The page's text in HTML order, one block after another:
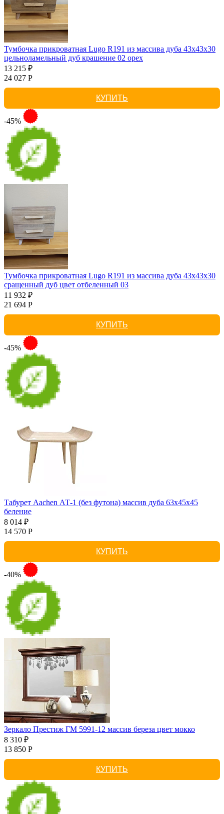
Тумбочка прикроватная Lugo R191 из массива дуба 43х43х30
цельноламельный дуб крашение 02 орех
13 215 ₽
24 027 Р
КУПИТЬ
-45%
Тумбочка прикроватная Lugo R191 из массива дуба 43х43х30
сращенный дуб цвет отбеленный 03
11 932 ₽
21 694 Р
КУПИТЬ
-45%
Табурет Aachen АТ-1 (без футона) массив дуба 63х45х45
беление
8 014 ₽
14 570 Р
КУПИТЬ
-40%
Зеркало Престиж ГМ 5991-12 массив береза цвет мокко
8 310 ₽
13 850 Р
КУПИТЬ